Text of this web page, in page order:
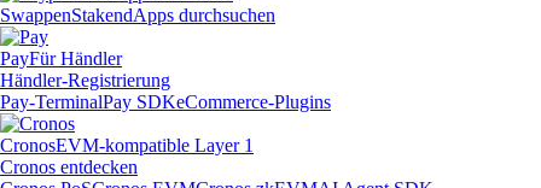
SwappenStakendApps durchsuchen
PayFür Händler
Händler-Registrierung
Pay-TerminalPay SDKeCommerce-Plugins
CronosEVM-kompatible Layer 1
Cronos entdecken